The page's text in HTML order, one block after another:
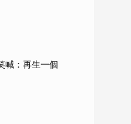
喊：再生一個